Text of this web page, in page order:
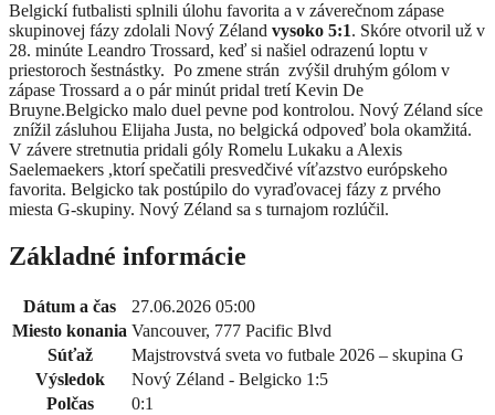
Belgickí futbalisti splnili úlohu favorita a v záverečnom zápase
skupinovej fázy zdolali Nový Zéland vysoko 5:1. Skóre otvoril už v
28. minúte Leandro Trossard, keď si našiel odrazenú loptu v
priestoroch šestnástky. Po zmene strán zvýšil druhým gólom v
zápase Trossard a o pár minút pridal tretí Kevin De
Bruyne.Belgicko malo duel pevne pod kontrolou. Nový Zéland síce
znížil zásluhou Elijaha Justa, no belgická odpoveď bola okamžitá.
V závere stretnutia pridali góly Romelu Lukaku a Alexis
Saelemaekers ,ktorí spečatili presvedčivé víťazstvo európskeho
favorita. Belgicko tak postúpilo do vyraďovacej fázy z prvého
miesta G-skupiny. Nový Zéland sa s turnajom rozlúčil.
Základné informácie
Dátum a čas
27.06.2026 05:00
Miesto konania Vancouver, 777 Pacific Blvd
Súťaž
Majstrovstvá sveta vo futbale 2026 – skupina G
Výsledok
Nový Zéland - Belgicko 1:5
Polčas
0:1